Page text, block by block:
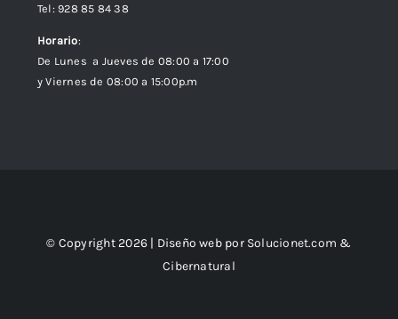
Tel: 928 85 84 38
Horario:
De Lunes a Jueves de 08:00 a 17:00
y Viernes de 08:00 a 15:00p.m
© Copyright 2026 | Diseño web por Solucionet.com &
Cibernatural